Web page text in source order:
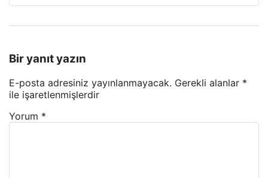
Bir yanıt yazın
E-posta adresiniz yayınlanmayacak. Gerekli alanlar *
ile işaretlenmişlerdir
Yorum *